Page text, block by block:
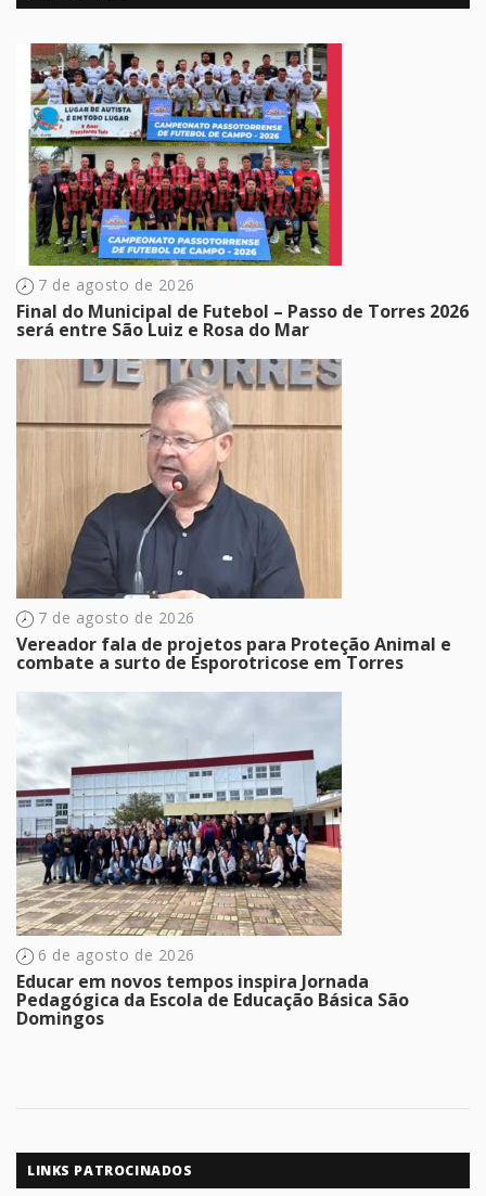
7 de agosto de 2026
Final do Municipal de Futebol – Passo de Torres 2026
será entre São Luiz e Rosa do Mar
7 de agosto de 2026
Vereador fala de projetos para Proteção Animal e
combate a surto de Esporotricose em Torres
6 de agosto de 2026
Educar em novos tempos inspira Jornada
Pedagógica da Escola de Educação Básica São
Domingos
LINKS PATROCINADOS